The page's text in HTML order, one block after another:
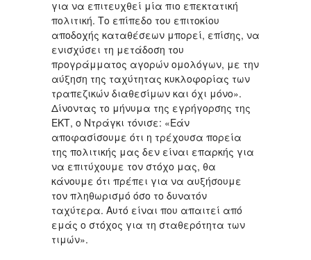
για να επιτευχθεί μία πιο επεκτατική
πολιτική. Το επίπεδο του επιτοκίου
αποδοχής καταθέσεων μπορεί, επίσης, να
ενισχύσει τη μετάδοση του
προγράμματος αγορών ομολόγων, με την
αύξηση της ταχύτητας κυκλοφορίας των
τραπεζικών διαθεσίμων και όχι μόνο».
Δίνοντας το μήνυμα της εγρήγορσης της
ΕΚΤ, ο Ντράγκι τόνισε: «Εάν
αποφασίσουμε ότι η τρέχουσα πορεία
της πολιτικής μας δεν είναι επαρκής για
να επιτύχουμε τον στόχο μας, θα
κάνουμε ότι πρέπει για να αυξήσουμε
τον πληθωρισμό όσο το δυνατόν
ταχύτερα. Αυτό είναι που απαιτεί από
εμάς ο στόχος για τη σταθερότητα των
τιμών».